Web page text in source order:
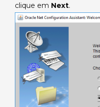
clique em Next.